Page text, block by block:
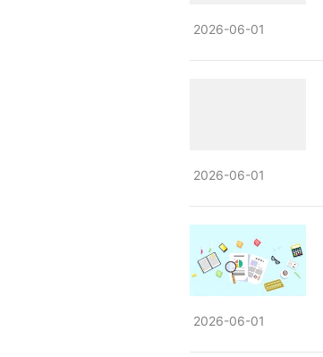
2026-06-01
2026-06-01
2026-06-01